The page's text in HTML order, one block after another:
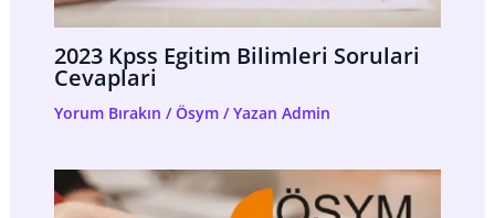
2023 Kpss Egitim Bilimleri Sorulari
Cevaplari
Yorum Bırakın /Ösym/ Yazan Admin